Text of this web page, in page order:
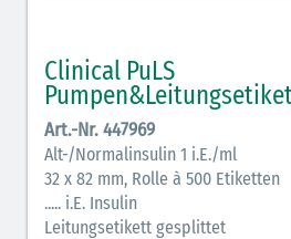
Antiemetika (salmon)
Verschiedene Medikamente (weiß)
Antikoagulantien (hellgrau/weiß
Rahmen)
Clinical PuLS
Art.-Nr. 447969
Alt-/Normalinsulin 1 i.E./ml
32 x 82 mm, Rolle à 500 Etiketten
..... i.E. Insulin
Leitungsetikett gesplittet